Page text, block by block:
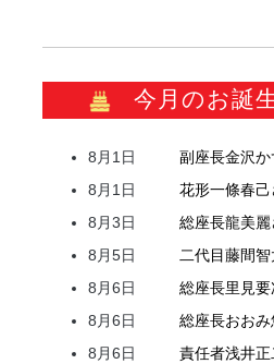
今月のお誕
8月1日 副座長金沢か
8月1日
花形一條春己
8月3日
総座長龍美麗
8月5日
二代目藤間智
8月6日
総座長里見要
8月6日
総座長おおみ
8月6日
責任者浅井正